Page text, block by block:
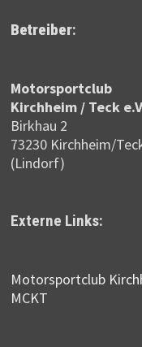
Betreiber:
Motor­sportclub
Kirchheim / Teck
Birkhau 2
73230 Kirchheim/
(Lindorf)
Externe Links:
Motorsportclub
MCKT